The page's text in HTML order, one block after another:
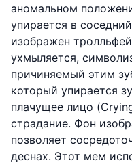
аномальном
упирается в
изображен
ухмыляется,
причиняемый этим
который упирается
плачущее лицо
страдание. Фон
позволяет
деснах. Этот мем